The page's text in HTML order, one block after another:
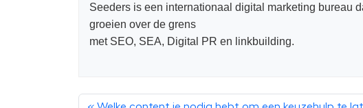
Seeders is een internationaal digital marketing bureau
groeien over de grens
met SEO, SEA, Digital PR en linkbuilding.